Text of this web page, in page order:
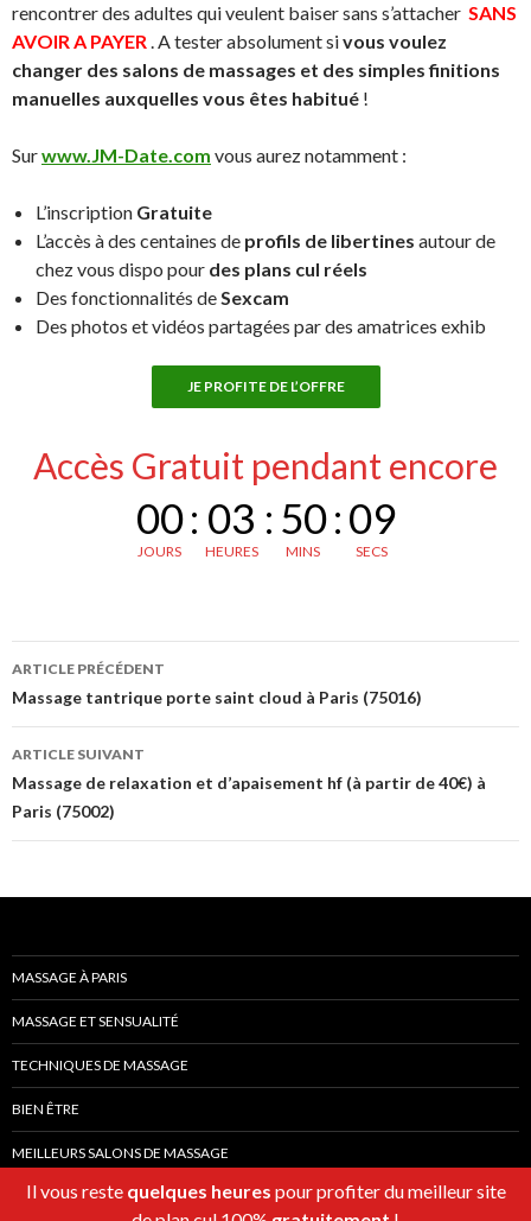
rencontrer des adultes qui veulent baiser sans s’attacher SANS
AVOIR A PAYER. A tester absolument sivous voulez
changer des salons de massages et des simples finitions
manuelles auxquelles vous êtes habitué !
Surwww.JM-Date.com vous aurez notamment :
L’inscription Gratuite
L’accès à des centaines de profils de libertines autour de
chez vous dispo pour des plans cul réels
Des fonctionnalités deSexcam
Des photos et vidéos partagées par des amatrices exhib
JE PROFITE DE L’OFFRE
Accès Gratuit pendant encore
00
JOURS
: 03
HEURES
: 50
MINS
:08
SECS
Navigation
des
articles
ARTICLE PRÉCÉDENT
Massage tantrique porte saint cloud à Paris (75016)
ARTICLE SUIVANT
Massage de relaxation et d’apaisement hf (à partir de 40€) à
Paris (75002)
MASSAGE À PARIS
MASSAGE ET SENSUALITÉ
TECHNIQUES DE MASSAGE
BIEN ÊTRE
MEILLEURS SALONS DE MASSAGE
Il vous reste quelques heures pour profiter du meilleur site